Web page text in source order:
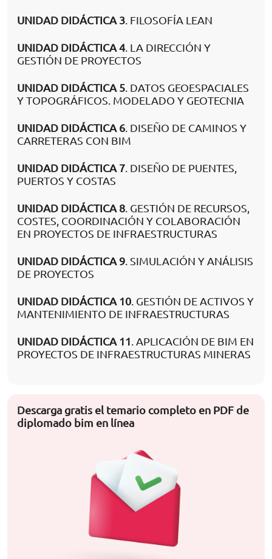
UNIDAD DIDÁCTICA 3. FILOSOFÍA LEAN
UNIDAD DIDÁCTICA 4. LA DIRECCIÓN Y
GESTIÓN DE PROYECTOS
UNIDAD DIDÁCTICA 5. DATOS GEOESPACIALES
Y TOPOGRÁFICOS. MODELADO Y GEOTECNIA
UNIDAD DIDÁCTICA 6. DISEÑO DE CAMINOS Y
CARRETERAS CON BIM
UNIDAD DIDÁCTICA 7. DISEÑO DE PUENTES,
PUERTOS Y COSTAS
UNIDAD DIDÁCTICA 8. GESTIÓN DE RECURSOS,
COSTES, COORDINACIÓN Y COLABORACIÓN
EN PROYECTOS DE INFRAESTRUCTURAS
UNIDAD DIDÁCTICA 9. SIMULACIÓN Y ANÁLISIS
DE PROYECTOS
UNIDAD DIDÁCTICA 10. GESTIÓN DE ACTIVOS Y
MANTENIMIENTO DE INFRAESTRUCTURAS
UNIDAD DIDÁCTICA 11. APLICACIÓN DE BIM EN
PROYECTOS DE INFRAESTRUCTURAS MINERAS
Descarga gratis el temario completo en PDF de
diplomado bim en línea